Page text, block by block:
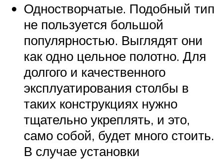
Одностворчатые. Подобный тип
не пользуется большой
популярностью. Выглядят они
как одно цельное полотно. Для
долгого и качественного
эксплуатирования столбы в
таких конструкциях нужно
тщательно укреплять, и это,
само собой, будет много стоить.
В случае установки